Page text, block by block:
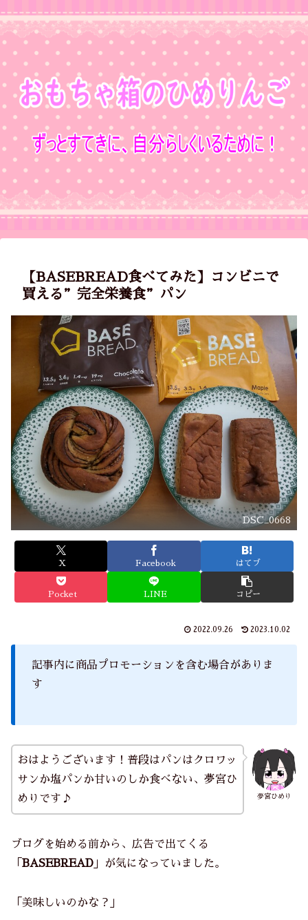
【BASEBREAD食べてみた】コンビニで
買える”完全栄養食”パン
DSC_0668
X Facebook はてブ
Pocket LINE コピー
2022.09.26 2023.10.02
記事内に商品プロモーションを含む場合がありま
す
夢宮ひめり
おはようございます！普段はパンはクロワッ
サンか塩パンか甘いのしか食べない、夢宮ひ
めりです♪
ブログを始める前から、広告で出てくる
「 BASEBREAD 」が気になっていました。
「美味しいのかな？」